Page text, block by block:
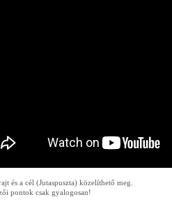
és a cél (Jutaspuszta) közelíthető meg.
pontok csak gyalogosan!